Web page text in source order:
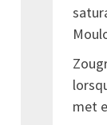
met